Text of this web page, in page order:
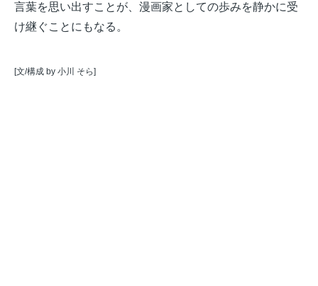
言葉を思い出すことが、漫画家としての歩みを静かに受
け継ぐことにもなる。
[文/構成 by 小川 そら]